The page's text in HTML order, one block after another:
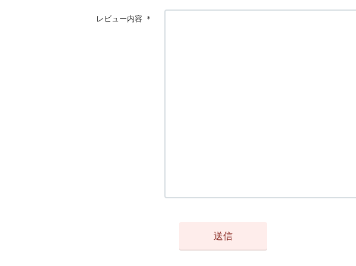
レビュー内容 ＊